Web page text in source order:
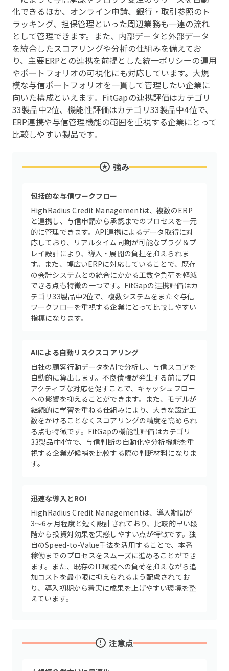
化できるほか、オンライン申請、銀行・取引参照のト
ラッキング、担保管理といった周辺業務も一連の流れ
として管理できます。また、内部データと外部データ
を統合したスコアリングや分析の仕組みを備えてお
り、主要ERPとの連携を前提とした統一ポリシーの運用
やポートフォリオの可視化にも対応しています。大規
模な与信ポートフォリオを一貫して管理したい企業に
向いた構成といえます。FitGapの連携評価はカテゴリ
33製品中2位、機能性評価はカテゴリ33製品中4位で、
ERP連携や与信管理機能の範囲を重視する企業にとって
比較しやすい製品です。
強み
包括的な与信ワークフロー
HighRadius Credit Managementは、複数のERP
と連携し、与信申請から承認までのプロセスを一元
的に管理できます。API連携によるデータ取得に対
応しており、リアルタイム同期が可能なプラグ＆プ
レイ設計により、導入・展開の負担を抑えられま
す。また、幅広いERPに対応していることで、既存
の会計システムとの統合にかかる工数や負荷を軽減
できる点も特徴の一つです。FitGapの連携評価はカ
テゴリ33製品中2位で、複数システムをまたぐ与信
ワークフローを重視する企業にとって比較しやすい
指標になります。
AIによる自動リスクスコアリング
自社の顧客行動データをAIで分析し、与信スコアを
自動的に算出します。不良債権が発生する前にプロ
アクティブな対応を促すことで、キャッシュフロー
への影響を抑えることができます。また、モデルが
継続的に学習を重ねる仕組みにより、大きな設定工
数をかけることなくスコアリングの精度を高められ
る点も特徴です。FitGapの機能性評価はカテゴリ
33製品中4位で、与信判断の自動化や分析機能を重
視する企業が候補を比較する際の判断材料になりま
す。
迅速な導入とROI
HighRadius Credit Managementは、導入期間が
3〜6ヶ月程度と短く設計されており、比較的早い段
階から投資対効果を実感しやすい点が特徴です。独
自のSpeed-to-Value手法を活用することで、本番
稼働までのプロセスをスムーズに進めることができ
ます。また、既存のIT環境への負荷を抑えながら追
加コストを最小限に抑えられるよう配慮されてお
り、導入初期から着実に成果を上げやすい環境を整
えています。
注意点